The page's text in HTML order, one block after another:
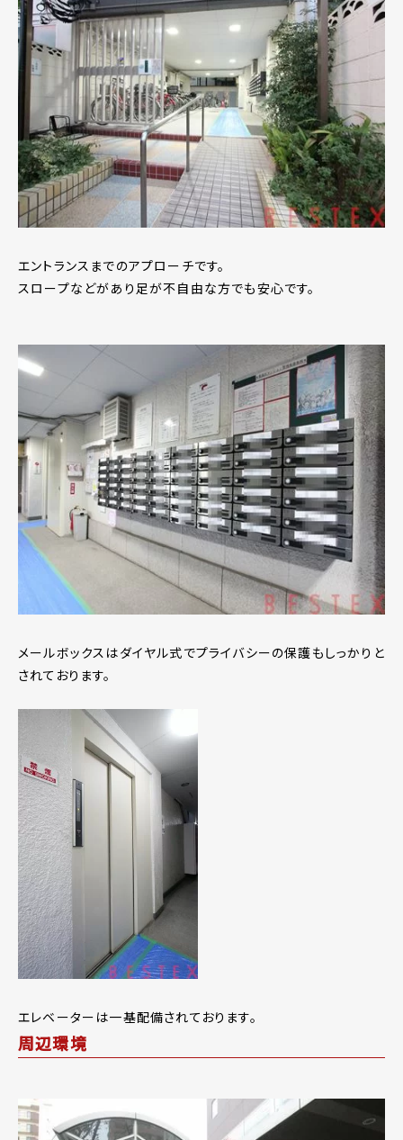
エントランスまでのアプローチです。
スロープなどがあり足が不自由な方でも安心です。
メールボックスはダイヤル式でプライバシーの保護もしっかりと
されております。
エレベーターは一基配備されております。
周辺環境